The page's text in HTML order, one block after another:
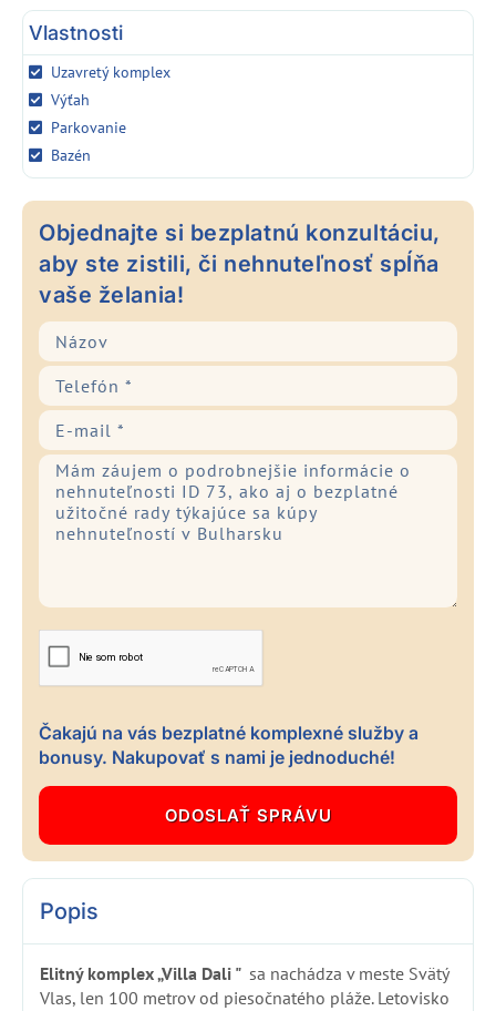
Vlastnosti
Uzavretý komplex
Výťah
Parkovanie
Bazén
Objednajte si bezplatnú konzultáciu,
aby ste zistili, či nehnuteľnosť spĺňa
vaše želania!
Čakajú na vás bezplatné komplexné služby a
bonusy. Nakupovať s nami je jednoduché!
Popis
Elitný komplex „Villa Dali " sa nachádza v meste Svätý
Vlas, len 100 metrov od piesočnatého pláže. Letovisko